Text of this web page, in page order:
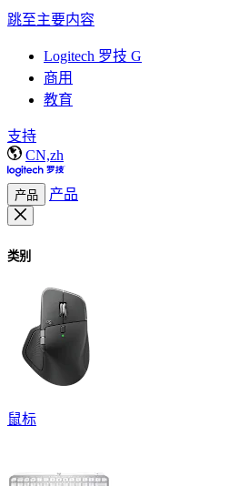
跳至主要内容
Logitech 罗技 G
商用
教育
支持
CN,zh
产品 产品
类别
鼠标